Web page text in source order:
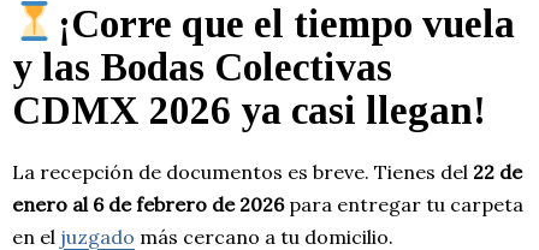
¡Corre que el tiempo vuela
y las Bodas Colectivas
CDMX 2026 ya casi llegan!
La recepción de documentos es breve. Tienes del 22 de
enero al 6 de febrero de 2026para entregar tu carpeta
en el juzgado más cercano a tu domicilio.